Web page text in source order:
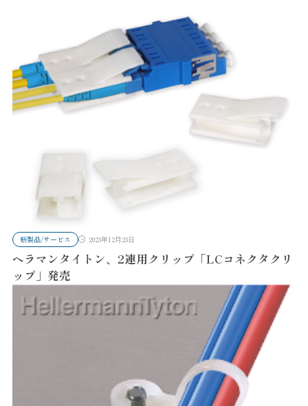
新製品/サービス 2023年12月23日
ヘラマンタイトン、2連用クリップ「LCコネクタクリ
ップ」発売